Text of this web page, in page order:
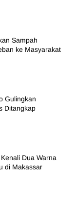
Sampah
ke Masyarakat
Gulingkan
Ditangkap
Dua Warna
di Makassar